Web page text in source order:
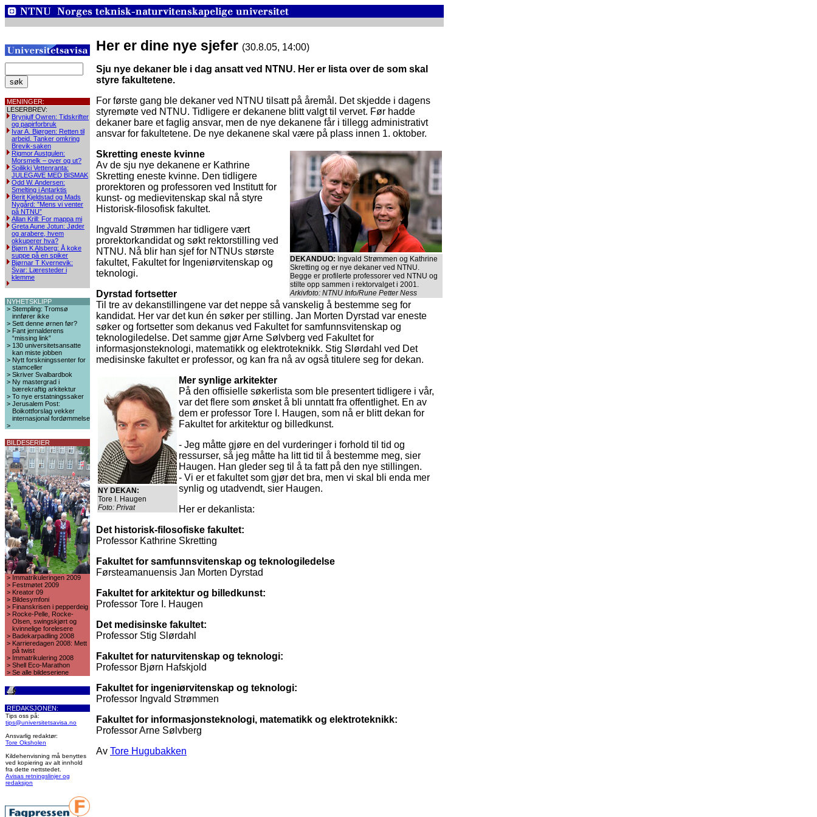
MENINGER:
LESERBREV:
Brynjulf Owren: Tidskrifter
og papirforbruk
Ivar A. Bjørgen: Retten til
arbeid. Tanker omkring
Brevik-saken
Rigmor Austgulen:
Morsmelk – over og ut?
Soilikki Vettenranta:
JULEGAVE MED BISMAK
Odd W. Andersen:
Smelting i Antarktis
Berit Kjeldstad og Mads
Nygård: ”Mens vi venter
på NTNU”
Allan Krill: For mappa mi
Greta Aune Jotun: Jøder
og arabere, hvem
okkuperer hva?
Bjørn K Alsberg: Å koke
suppe på en spiker
Bjørnar T Kvernevik:
Svar: Læresteder i
klemme
NYHETSKLIPP
> Stempling: Tromsø
innfører ikke
> Sett denne ørnen før?
> Fant jernalderens
“missing link”
> 130 universitetsansatte
kan miste jobben
> Nytt forskningssenter for
stamceller
> Skriver Svalbardbok
> Ny mastergrad i
bærekraftig arkitektur
> To nye erstatningssaker
> Jerusalem Post:
Boikottforslag vekker
internasjonal fordømmelse
>
BILDESERIER
> Immatrikuleringen 2009
> Festmøtet 2009
> Kreator 09
> Bildesymfoni
> Finanskrisen i pepperdeig
> Rocke-Pelle, Rocke-
Olsen, swingskjørt og
kvinnelige forelesere
> Badekarpadling 2008
> Karrieredagen 2008: Mett
på twist
> Immatrikulering 2008
> Shell Eco-Marathon
> Se alle bildeseriene
REDAKSJONEN:
Tips oss på:
tips@universitetsavisa.no
Ansvarlig redaktør:
Tore Oksholen
Kildehenvisning må benyttes
ved kopiering av alt innhold
fra dette nettstedet.
Avisas retningslinjer og
redaksjon
Her er dine nye sjefer (30.8.05, 14:00)
Sju nye dekaner ble i dag ansatt ved NTNU. Her er lista over de som skal
styre fakultetene.
For første gang ble dekaner ved NTNU tilsatt på åremål. Det skjedde i dagens
styremøte ved NTNU. Tidligere er dekanene blitt valgt til vervet. Før hadde
dekaner bare et faglig ansvar, men de nye dekanene får i tillegg administrativt
ansvar for fakultetene. De nye dekanene skal være på plass innen 1. oktober.
DEKANDUO: Ingvald Strømmen og Kathrine
Skretting og er nye dekaner ved NTNU.
Begge er profilerte professorer ved NTNU og
stilte opp sammen i rektorvalget i 2001.
Arkivfoto: NTNU Info/Rune Petter Ness
Skretting eneste kvinne
Av de sju nye dekanene er Kathrine
Skretting eneste kvinne. Den tidligere
prorektoren og professoren ved Institutt for
kunst- og medievitenskap skal nå styre
Historisk-filosofisk fakultet.
Ingvald Strømmen har tidligere vært
prorektorkandidat og søkt rektorstilling ved
NTNU. Nå blir han sjef for NTNUs største
fakultet, Fakultet for Ingeniørvitenskap og
teknologi.
Dyrstad fortsetter
Til tre av dekanstillingene var det neppe så vanskelig å bestemme seg for
kandidat. Her var det kun én søker per stilling. Jan Morten Dyrstad var eneste
søker og fortsetter som dekanus ved Fakultet for samfunnsvitenskap og
teknologiledelse. Det samme gjør Arne Sølvberg ved Fakultet for
informasjonsteknologi, matematikk og elektroteknikk. Stig Slørdahl ved Det
medisinske fakultet er professor, og kan fra nå av også titulere seg for dekan.
NY DEKAN:
Tore I. Haugen
Foto: Privat
Mer synlige arkitekter
På den offisielle søkerlista som ble presentert tidligere i vår,
var det flere som ønsket å bli unntatt fra offentlighet. En av
dem er professor Tore I. Haugen, som nå er blitt dekan for
Fakultet for arkitektur og billedkunst.
- Jeg måtte gjøre en del vurderinger i forhold til tid og
ressurser, så jeg måtte ha litt tid til å bestemme meg, sier
Haugen. Han gleder seg til å ta fatt på den nye stillingen.
- Vi er et fakultet som gjør det bra, men vi skal bli enda mer
synlig og utadvendt, sier Haugen.
Her er dekanlista:
Det historisk-filosofiske fakultet:
Professor Kathrine Skretting
Fakultet for samfunnsvitenskap og teknologiledelse
Førsteamanuensis Jan Morten Dyrstad
Fakultet for arkitektur og billedkunst:
Professor Tore I. Haugen
Det medisinske fakultet:
Professor Stig Slørdahl
Fakultet for naturvitenskap og teknologi:
Professor Bjørn Hafskjold
Fakultet for ingeniørvitenskap og teknologi:
Professor Ingvald Strømmen
Fakultet for informasjonsteknologi, matematikk og elektroteknikk:
Professor Arne Sølvberg
Av Tore Hugubakken